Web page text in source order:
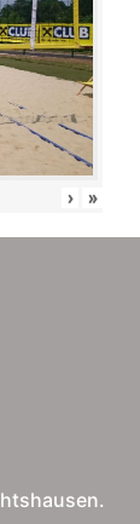
› »